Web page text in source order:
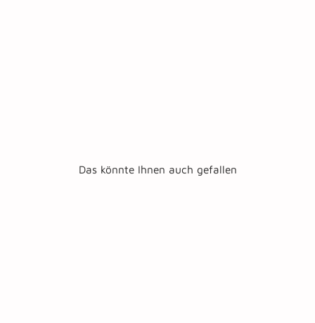
Das könnte Ihnen auch gefallen